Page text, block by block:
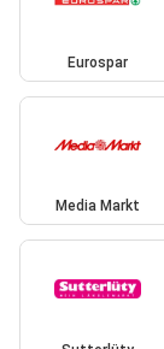
Eurospar
Media Markt